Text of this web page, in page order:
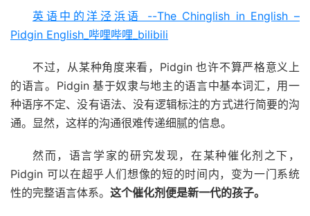
英语中的洋泾浜语 --The Chinglish in English –
Pidgin English_哔哩哔哩_bilibili
不过，从某种角度来看，Pidgin 也许不算严格意义上
的语言。Pidgin 基于奴隶与地主的语言中基本词汇，用一
种语序不定、没有语法、没有逻辑标注的方式进行简要的沟
通。显然，这样的沟通很难传递细腻的信息。
然而，语言学家的研究发现，在某种催化剂之下，
Pidgin 可以在超乎人们想像的短的时间内，变为一门系统
性的完整语言体系。 这个催化剂便是新一代的孩子。